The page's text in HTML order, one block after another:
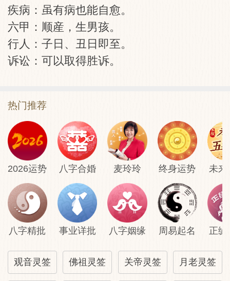
疾病：虽有病也能自愈。
六甲：顺産，生男孩。
行人：子日、丑日即至。
诉讼：可以取得胜诉。
热门推荐
2026运势 八字合婚 麦玲玲 终身运势 未来
八字精批 事业详批 八字姻缘 周易起名 正缘
观音灵签 佛祖灵签 关帝灵签 月老灵签